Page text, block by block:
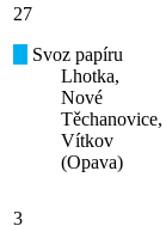
27
Svoz papíru
Lhotka,
Nové
Těchanovice,
Vítkov
(Opava)
3